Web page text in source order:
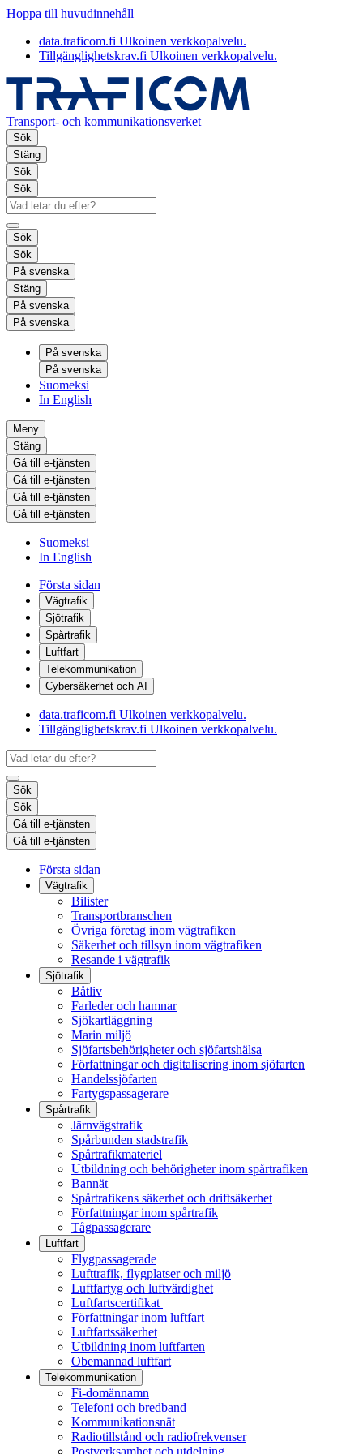
Hoppa till huvudinnehåll
data.traficom.fi Ulkoinen verkkopalvelu.
Tillgänglighetskrav.fi Ulkoinen verkkopalvelu.
Transport- och kommunikationsverket
Sök
Stäng
Sök
Sök
Sök
Sök
På svenska
Stäng
På svenska
På svenska
På svenska
På svenska
Suomeksi
In English
Meny
Stäng
Gå till e-tjänsten
Gå till e-tjänsten
Gå till e-tjänsten
Gå till e-tjänsten
Suomeksi
In English
Första sidan
Vägtrafik
Sjötrafik
Spårtrafik
Luftfart
Telekommunikation
Cybersäkerhet och AI
data.traficom.fi Ulkoinen verkkopalvelu.
Tillgänglighetskrav.fi Ulkoinen verkkopalvelu.
Sök
Sök
Gå till e-tjänsten
Gå till e-tjänsten
Första sidan
Vägtrafik
Bilister
Transportbranschen
Övriga företag inom vägtrafiken
Säkerhet och tillsyn inom vägtrafiken
Resande i vägtrafik
Sjötrafik
Båtliv
Farleder och hamnar
Sjökartläggning
Marin miljö
Sjöfartsbehörigheter och sjöfartshälsa
Författningar och digitalisering inom sjöfarten
Handelssjöfarten
Fartygspassagerare
Spårtrafik
Järnvägstrafik
Spårbunden stadstrafik
Spårtrafikmateriel
Utbildning och behörigheter inom spårtrafiken
Bannät
Spårtrafikens säkerhet och driftsäkerhet
Författningar inom spårtrafik
Tågpassagerare
Luftfart
Flygpassagerade
Lufttrafik, flygplatser och miljö
Luftfartyg och luftvärdighet
Luftfartscertifikat
Författningar inom luftfart
Luftfartssäkerhet
Utbildning inom luftfarten
Obemannad luftfart
Telekommunikation
Fi-domännamn
Telefoni och bredband
Kommunikationsnät
Radiotillstånd och radiofrekvenser
Postverksamhet och utdelning